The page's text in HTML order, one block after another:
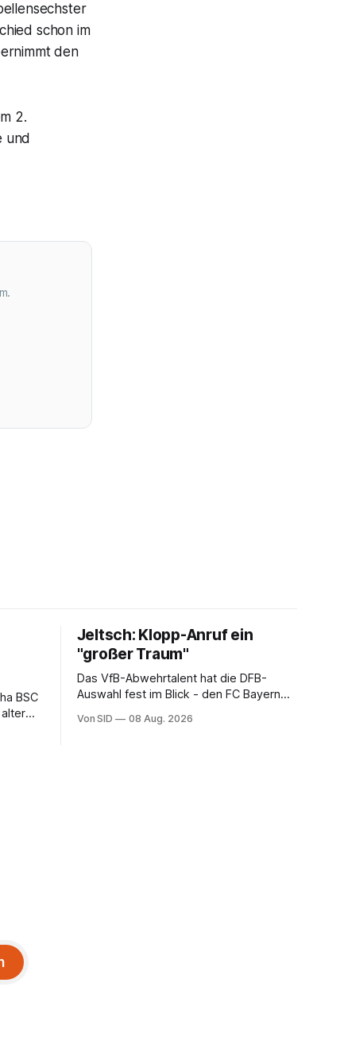
schon im
den
2.
und
BSC
Jeltsch: Klopp-Anruf ein
"großer Traum"
Das VfB-Abwehrtalent hat die DFB-
Auswahl fest im Blick - den FC Bayern
Von SID 08 Aug. 2026